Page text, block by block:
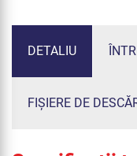
DETALIU
FIȘIERE DE